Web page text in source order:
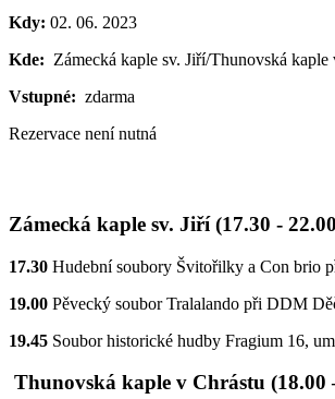
Kdy: 02. 06. 2023
Kde: Zámecká kaple sv. Jiří/Thunovská kaple
Vstupné: zdarma
Rezervace není nutná
Zámecká kaple sv. Jiří (17.30 -
17.30 Hudební soubory Švitořilky a Con brio
19.00 Pěvecký soubor Tralalando při DDM
19.45 Soubor historické hudby Fragium 16,
Thunovská kaple v Chrástu (18.00